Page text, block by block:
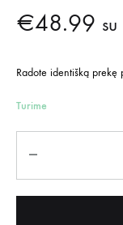
€48.99
Radote identišką prekę
Turime